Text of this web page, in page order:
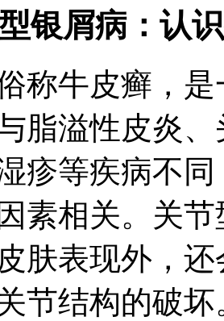
银屑病：认
称牛皮癣，
脂溢性皮炎
疹等疾病不
素相关。关
肤表现外，
节结构的破